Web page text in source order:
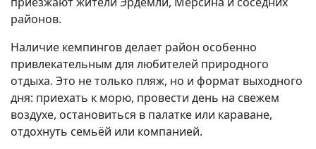
районов.
Наличие кемпингов делает район особенно
привлекательным для любителей природного
отдыха. Это не только пляж, но и формат выходного
дня: приехать к морю, провести день на свежем
воздухе, остановиться в палатке или караване,
отдохнуть семьёй или компанией.